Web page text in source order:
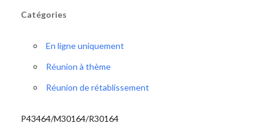
Catégories
En ligne uniquement
Réunion à thème
Réunion de rétablissement
P43464/M30164/R30164